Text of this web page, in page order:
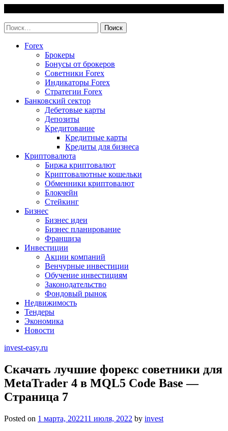
content
Найти:
Forex
Брокеры
Бонусы от брокеров
Советники Forex
Индикаторы Forex
Стратегии Forex
Банковский сектор
Дебетовые карты
Депозиты
Кредитование
Кредитные карты
Кредиты для бизнеса
Криптовалюта
Биржа криптовалют
Криптовалютные кошельки
Обменники криптовалют
Блокчейн
Стейкинг
Бизнес
Бизнес идеи
Бизнес планирование
Франшиза
Инвестиции
Акции компаний
Венчурные инвестиции
Обучение инвестициям
Законодательство
Фондовый рынок
Недвижимость
Тендеры
Экономика
Новости
invest-easy.ru
Скачать лучшие форекс советники для
MetaTrader 4 в MQL5 Code Base —
Страница 7
Posted on 1 марта, 202211 июля, 2022 by invest